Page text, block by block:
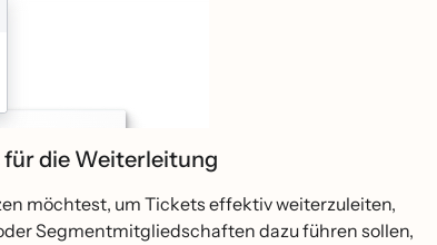
die Weiterleitung
möchtest, um Tickets effektiv weiterzuleiten,
Segmentmitgliedschaften dazu führen sollen,